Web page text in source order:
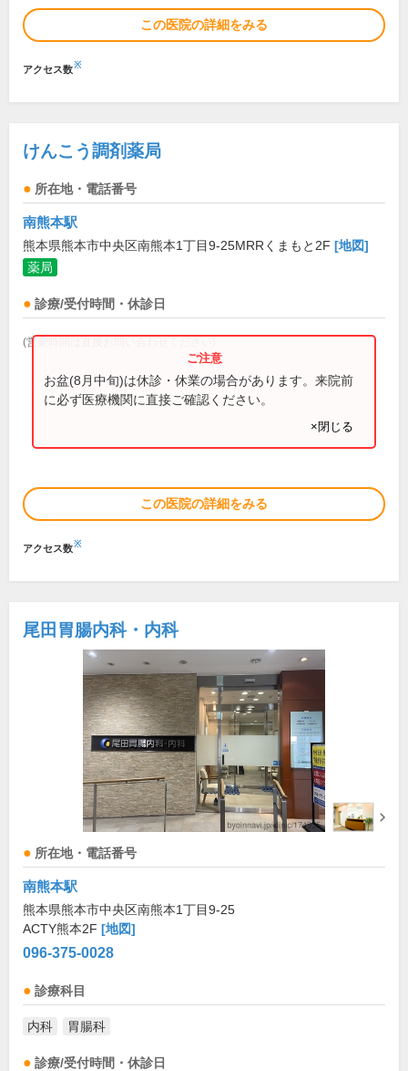
この医院の詳細をみる
アクセス数※
けんこう調剤薬局
所在地・電話番号
南熊本駅
熊本県熊本市中央区南熊本1丁目9-25MRRくまもと2F [地図]
薬局
診療/受付時間・休診日
(営業時間は直接お問い合わせください)
お盆(8月中旬)は休診・休業の場合があります。来院前
に必ず医療機関に直接ご確認ください。
×閉じる
この医院の詳細をみる
アクセス数※
尾田胃腸内科・内科
所在地・電話番号
南熊本駅
熊本県熊本市中央区南熊本1丁目9-25
ACTY熊本2F [地図]
096-375-0028
診療科目
内科 胃腸科
診療/受付時間・休診日